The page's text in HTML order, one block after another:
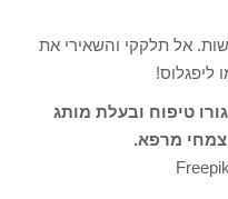
אל תלקקי והשאירי את
טיפוח ובעלת מותג
מרפא.